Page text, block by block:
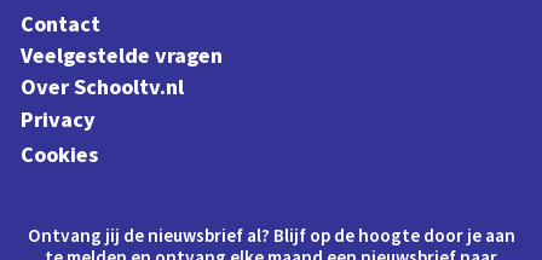
Contact
Veelgestelde vragen
Over Schooltv.nl
Privacy
Cookies
Ontvang jij de nieuwsbrief al? Blijf op de hoogte door je aan